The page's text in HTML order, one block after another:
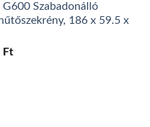
Ft.
is:
119.990 Ft.
Szabadonálló
186 x 59.5 x
FtCurrent